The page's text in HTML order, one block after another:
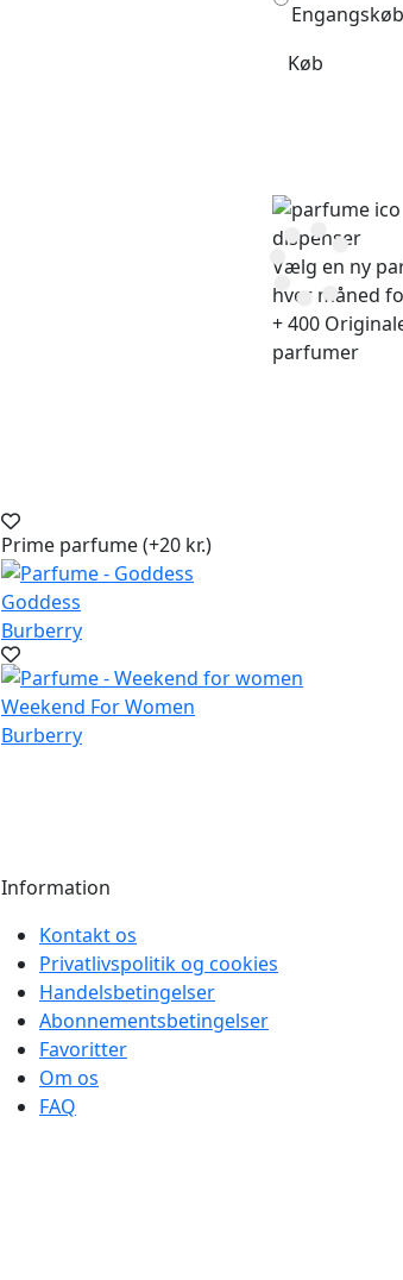
Køb
Vælg en ny
hver måned
+ 400
parfumer
Prime parfume (+20 kr.)
Goddess
Burberry
Weekend For Women
Burberry
Information
Kontakt os
Privatlivspolitik og cookies
Handelsbetingelser
Abonnementsbetingelser
Favoritter
Om os
FAQ